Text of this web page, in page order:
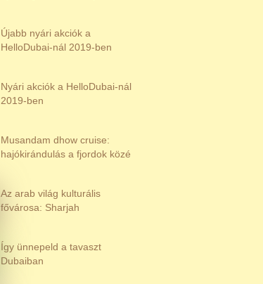
Újabb nyári akciók a
HelloDubai-nál 2019-ben
Nyári akciók a HelloDubai-nál
2019-ben
Musandam dhow cruise:
hajókirándulás a fjordok közé
Az arab világ kulturális
fővárosa: Sharjah
Így ünnepeld a tavaszt
Dubaiban